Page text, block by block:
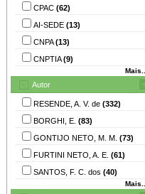
CPAC (62)
AI-SEDE (13)
CNPA(13)
CNPTIA(9)
Mais...
Autor
RESENDE, A. V. de (332)
BORGHI, E. (83)
GONTIJO NETO, M. M. (73)
FURTINI NETO, A. E. (61)
SANTOS, F. C. dos (40)
Mais...